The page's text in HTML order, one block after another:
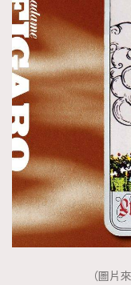
（圖片